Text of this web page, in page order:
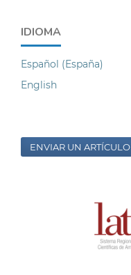
IDIOMA
Español (España)
English
ENVIAR UN ARTÍCULO